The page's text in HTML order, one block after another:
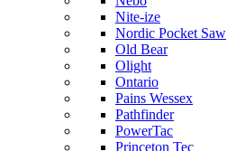
Nite-ize
Nordic Pocket Saw
Old Bear
Olight
Ontario
Pains Wessex
Pathfinder
PowerTac
Princeton Tec